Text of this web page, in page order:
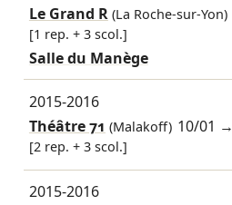
Le Grand R(La Roche-sur-Yon)
[1 rep. + 3 scol.]
Salle du Manège
2015-2016
Théâtre 71 (Malakoff) 10/01 →
[2 rep. + 3 scol.]
2015-2016